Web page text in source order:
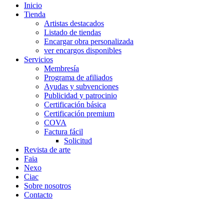
Inicio
Tienda
Artistas destacados
Listado de tiendas
Encargar obra personalizada
ver encargos disponibles
Servicios
Membresía
Programa de afiliados
Ayudas y subvenciones
Publicidad y patrocinio
Certificación básica
Certificación premium
COVA
Factura fácil
Solicitud
Revista de arte
Faia
Nexo
Ciac
Sobre nosotros
Contacto